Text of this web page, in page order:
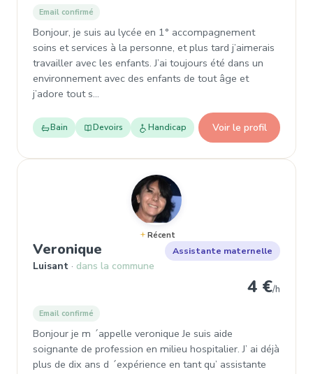
Email confirmé
Bonjour, je suis au lycée en 1° accompagnement
soins et services à la personne, et plus tard j’aimerais
travailler avec les enfants. J’ai toujours été dans un
environnement avec des enfants de tout âge et
j’adore tout s…
Bain Devoirs Handicap Voir le profil
Récent
Veronique , Garde d'enfant à Luisant
Luisant dans la commune
Assistante maternelle
4 €/h
Email confirmé
Bonjour je m ´appelle veronique Je suis aide
soignante de profession en milieu hospitalier. J’ ai déjà
plus de dix ans d ´expérience en tant qu’ assistante